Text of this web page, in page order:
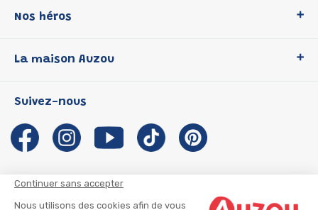
Continuer sans accepter
Nous utilisons des cookies afin de vous
Nos héros
P'tit Loup
Les Influenceuses
Migali
Petite Taupe
La maison Auzou
Notre histoire
Auzou s'engage
Auteurs et illustrateurs Auzou
Suivez-nous